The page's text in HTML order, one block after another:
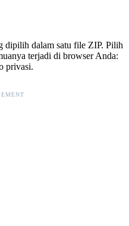
dipilih dalam satu file ZIP. Pilih
terjadi di browser Anda:
privasi.